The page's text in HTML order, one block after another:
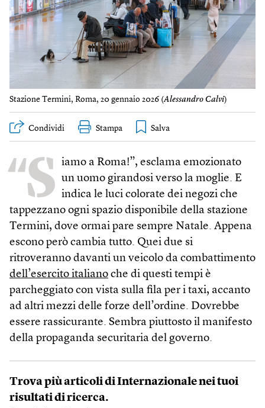
Stazione Termini, Roma, 20 gennaio 2026 (Alessandro Calvi)
Condividi Stampa
“S iamo a Roma!”, esclama emozionato
un uomo girandosi verso la moglie. E
indica le luci colorate dei negozi che
tappezzano ogni spazio disponibile della stazione
Termini, dove ormai pare sempre Natale. Appena
escono però cambia tutto. Quei due si
ritroveranno davanti un veicolo da combattimento
dell’esercito italiano che di questi tempi è
parcheggiato con vista sulla fila per i taxi, accanto
ad altri mezzi delle forze dell’ordine. Dovrebbe
essere rassicurante. Sembra piuttosto il manifesto
della propaganda securitaria del governo.
Trova più articoli di Internazionale nei tuoi
risultati di ricerca.